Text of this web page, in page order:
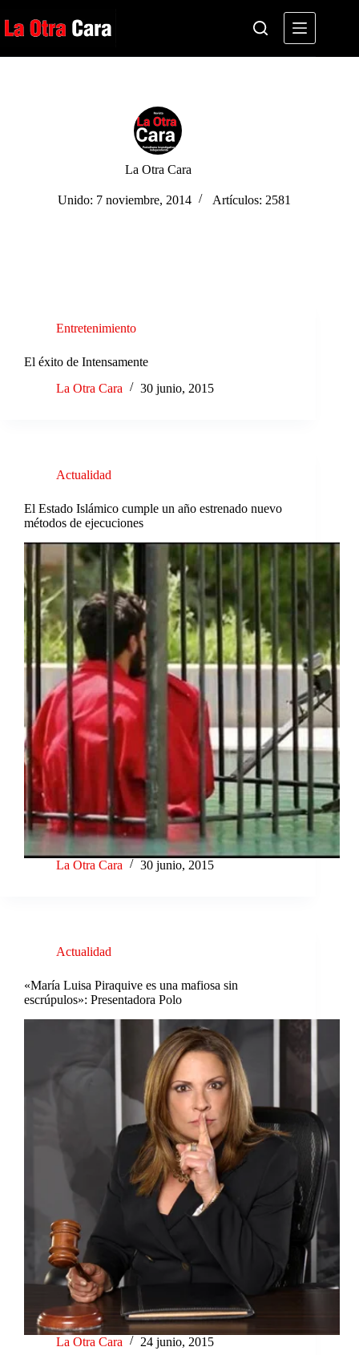
al
contenido
La Otra Cara
Unido: 7 noviembre, 2014 Artículos: 2581
Entretenimiento
El éxito de Intensamente
La Otra Cara
30 junio, 2015
Actualidad
El Estado Islámico cumple un año estrenado nuevo
métodos de ejecuciones
La Otra Cara 30 junio, 2015
Actualidad
«María Luisa Piraquive es una mafiosa sin
escrúpulos»: Presentadora Polo
La Otra Cara 24 junio, 2015